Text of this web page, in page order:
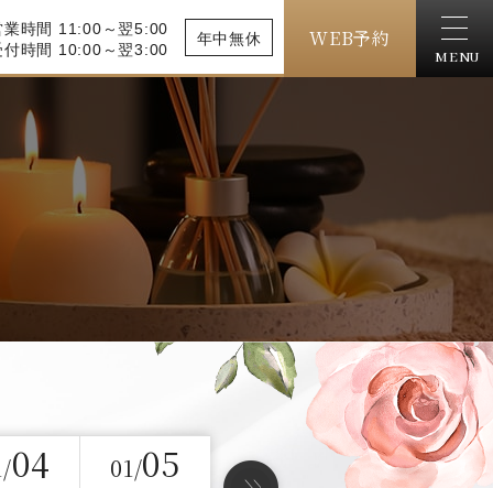
業時間 11:00～翌5:00
付時間 10:00～翌3:00
年中無休 WEB予約
04 01/05
MENU